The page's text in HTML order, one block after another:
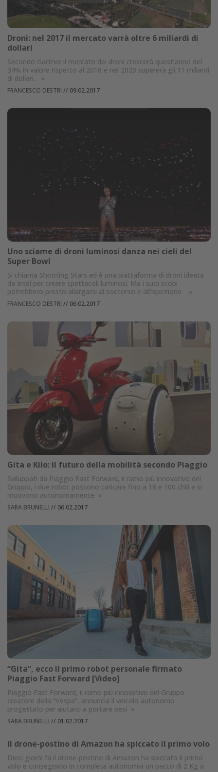
Droni: nel 2017 il mercato varrà oltre 6 miliardi di
dollari
Secondo Gartner il mercato dei droni crescerà quest’anno del
34% in valore rispetto al 2016 e nel 2020 supererà gli 11 miliardi
di dollari.
»
FRANCESCO DESTRI // 09.02.2017
Uno sciame di droni luminosi danza nei cieli del
Super Bowl
Si chiama Shooting Stars ed è una piattaforma di droni ideata
da Intel per creare spettacoli luminosi. Ma i suoi scopi
potrebbero presto allargarsi al soccorso e all’ispezione.
»
FRANCESCO DESTRI // 06.02.2017
Gita e Kilo: il futuro della mobilità secondo Piaggio
Sviluppati da Piaggio Fast Forward, il ramo più innovativo del
Gruppo, i due robot possono caricare fino a 18 e 100 chili e si
muovono autonomamente »
SARA BRUNELLI // 06.02.2017
“Gita”, ecco il primo robot personale firmato
Piaggio Fast Forward [Video]
Piaggio Fast Forward, il ramo più innovativo del Gruppo
creatore della “Vespa”, annuncia il veicolo autonomo
progettato per aiutarci a portare pesi »
SARA BRUNELLI // 01.02.2017
Il drone-postino di Amazon ha spiccato il primo volo
Dieci giorni fa il drone-postino di Amazon ha spiccato il primo
volo e consegnato in completa autonomia un pacco di 2 Kg a